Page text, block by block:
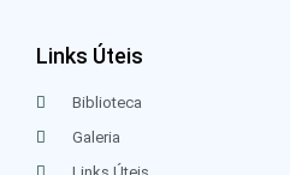
Links Úteis
Biblioteca
Galeria